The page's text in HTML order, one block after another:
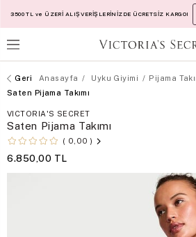
3500 TL ve ÜZERİ ALIŞVERİŞLERİNİZDE ÜCRETSİZ KARGO!
Anasayfa Uyku Giyimi
Pijama
Saten Pijama Takımı
VICTORIA'S SECRET
Saten Pijama Takımı
0,00
6.850,00 TL